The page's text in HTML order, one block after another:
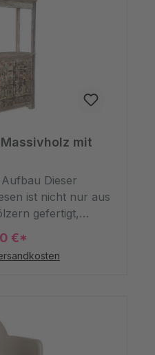
einzigartigen
Die natürliche
Farben
wahren
eine Breite von ca
von 55-100mm.
mit
Dieser
ist nicht nur aus
gefertigt,
sein
Design mit
angebrachte
eine charmante
Stehtisch im
€*